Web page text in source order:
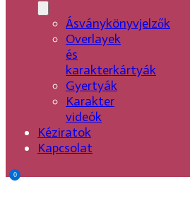
Ásványkönyvjelzők
Overlayek
és
karakterkártyák
Gyertyák
Karakter
videók
Kéziratok
Kapcsolat
0